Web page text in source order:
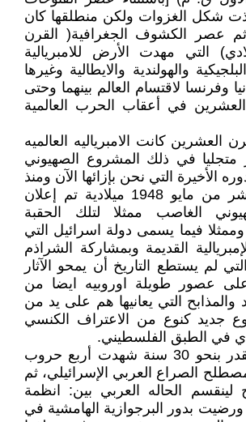
شكل الغزوات ولكن منطلقها كان
ثم عصر الكشوف الجغرافية( القرن
التي مهدت الأرض للامبريالية
والهولندية والايطالية وغيرها
وفرنسا لاقتسام العالم بينهما وحتى
في أعقاب الحرب العالمية
كانت الامبرياليه العالميه
متجليا في ذلك المشروع الصهيوني
الأخيرة التي نحن بإزائها الآن ومنذ
عشية الخامس عشر من مايو 1948 ميلادية تم إعلان
الغاصب ممثلا لتلك الحقبة
وممثلا فيما يسمى دولة اسرائيل التي
القديمة وبمشاركة الشراذم
التي لم يستطع التاريخ أن يمحو الآثار
على عصور طويلة اوروبيه ايضا من
والمذابح التي يعانيها هم على يد من
جديد كنوع من الاعتراف الكنسي
في الطبق الفلسطيني.
وبعد ثغرة زمنية تقدر بنحو 30 سنة شهدت أربع حروب
الصراع العربي الإسرائيلي، ثم
لينقسم الحاله العربي بين: انظمة
بدور البرجوازية الهامشية في